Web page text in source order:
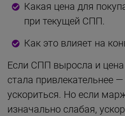
Какая цена для
при текущей СПП.
Как это влияет на
Если СПП выросла и цена
стала привлекательнее
ускориться. Но если
изначально слабая,